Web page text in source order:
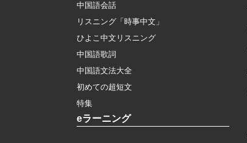
中国語会話
リスニング「時事中文」
ひよこ中文リスニング
中国語歌詞
中国語文法大全
初めての超短文
特集
eラーニング